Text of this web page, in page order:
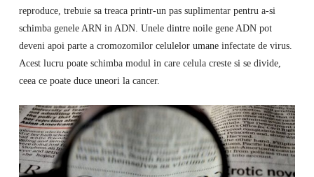
reproduce, trebuie sa treaca printr-un pas suplimentar pentru a-si
schimba genele ARN in ADN. Unele dintre noile gene ADN pot
deveni apoi parte a cromozomilor celulelor umane infectate de virus.
Acest lucru poate schimba modul in care celula creste si se divide,
ceea ce poate duce uneori la cancer.